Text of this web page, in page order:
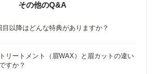
その他のQ&A
目以降はどんな特典がありますか？
リートメント（眉WAX）と眉カットの違い
すか？